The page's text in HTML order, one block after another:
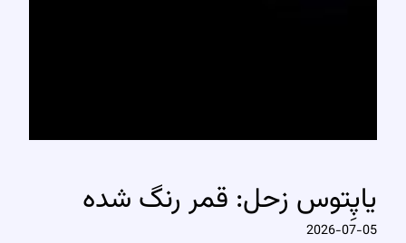
یاپِتوس زحل: قمر رنگ شده
2026-07-05